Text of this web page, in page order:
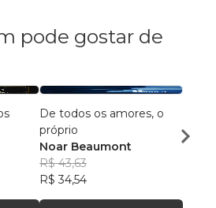
pode gostar de
De todos os amores, o
próprio
Noar Beaumont
R$ 43,63
R$ 34,54